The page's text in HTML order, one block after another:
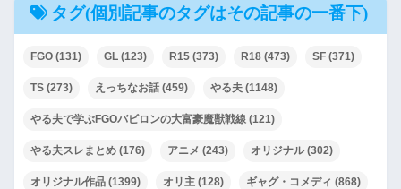
タグ(個別記事のタグはその記事の一番下)
FGO (131) GL (123) R15 (373) R18 (473) SF (371)
TS (273) えっちなお話 (459) やる夫 (1148)
やる夫で学ぶFGOバビロンの大富豪魔獣戦線 (121)
やる夫スレまとめ (176) アニメ (243) オリジナル(302)
オリジナル作品 (1399) オリ主 (128) ギャグ・コメディ (868)